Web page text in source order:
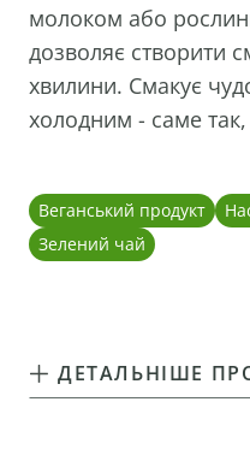
молоком або
дозволяє створити
хвилини. Смакує
холодним - саме
Веганський продукт
Зелений чай
ДЕТАЛЬНІШЕ